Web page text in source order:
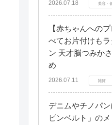
2026.07.18 美容・
【赤ちゃんへの
べてお片付けも
ン 天才脳つみか
め
2026.07.11 雑貨
デニムやチノパ
ピンベルト」の